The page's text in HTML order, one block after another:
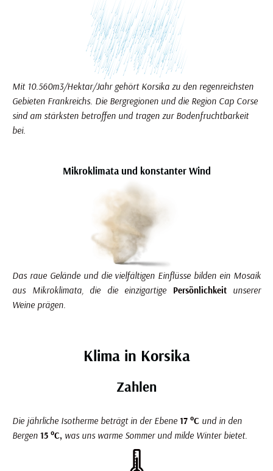
Mit 10.560m3/Hektar/Jahr gehört Korsika zu den regenreichsten
Gebieten Frankreichs. Die Bergregionen und die Region Cap Corse
sind am stärksten betroffen und tragen zur Bodenfruchtbarkeit
bei.
Mikroklimata und konstanter Wind
Das raue Gelände und die vielfältigen Einflüsse bilden ein Mosaik
aus Mikroklimata, die die einzigartige Persönlichkeitunserer
Weine prägen.
Klima in Korsika
Zahlen
Die jährliche Isotherme beträgt in der Ebene 17 °C und in den
Bergen 15 °C, was uns warme Sommer und milde Winter bietet.
🌡️